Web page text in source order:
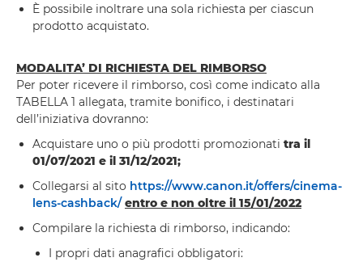
È possibile inoltrare una sola richiesta per ciascun
prodotto acquistato.
MODALITA’ DI RICHIESTA DEL RIMBORSO
Per poter ricevere il rimborso, così come indicato alla
TABELLA 1 allegata, tramite bonifico, i destinatari
dell’iniziativa dovranno:
Acquistare uno o più prodotti promozionati tra il
01/07/2021 e il 31/12/2021;
Collegarsi al sito https://www.canon.it/offers/cinema-
lens-cashback/ entro e non oltre il 15/01/2022
Compilare la richiesta di rimborso, indicando:
I propri dati anagrafici obbligatori: